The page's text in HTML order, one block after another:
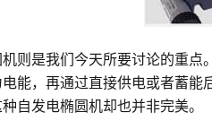
则是我们今天所要讨论的重
能，再通过直接供电或者蓄能
自发电椭圆机却也并非完美。